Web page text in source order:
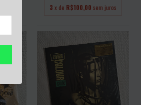
3 x de R$100,00 sem juros